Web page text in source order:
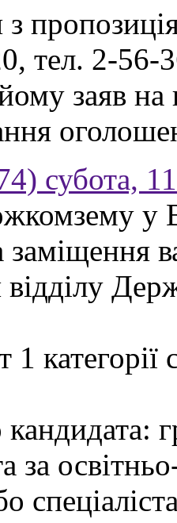
з
тел. 2-56-
заяв на
субота,
у
заміщення
1
за